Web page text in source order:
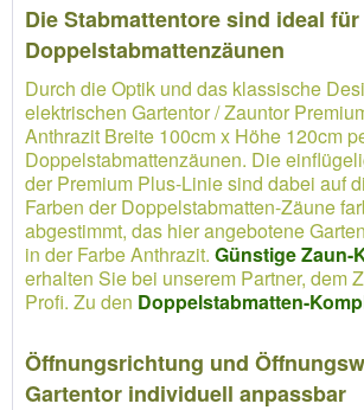
Die Stabmattentore sind ideal für
Doppelstabmattenzäunen
Durch die Optik und das klassische
elektrischen Gartentor / Zauntor
Anthrazit Breite 100cm x Höhe 120cm
Doppelstabmattenzäunen. Die
der Premium Plus-Linie sind dabei auf
Farben der Doppelstabmatten-Zäune
abgestimmt, das hier angebotene
in der Farbe Anthrazit. Günstige Zaun-
erhalten Sie bei unserem Partner, dem
Profi. Zu den Doppelstabmatten-
Öffnungsrichtung und
Gartentor individuell anpassbar